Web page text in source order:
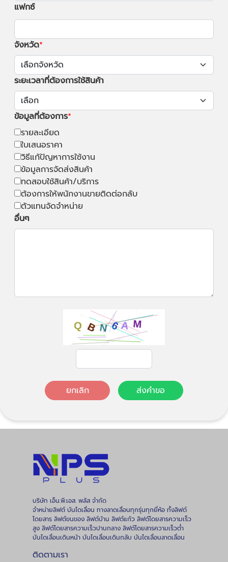
แฟกซ์
จังหวัด
ระยะเวลาที่ต้องการใช้สินค้า
ข้อมูลที่ต้องการ
รายละเอียด
ใบเสนอราคา
วิธีแก้ปัญหาการใช้งาน
ข้อมูลการจัดส่งสินค้า
ทดสอบใช้สินค้า/บริการ
ต้องการให้พนักงานขายติดต่อกลับ
ตัวแทนจัดจำหน่าย
อื่นๆ
ยกเลิก ส่งคำขอ
บริษัท เอ็น.พี.เอส. พลัส จำกัด
จำหน่ายลิฟต์ บันไดเลื่อน ทางลาดเลื่อนทุกรุ่นทุกยี่ห้อ ทั้งลิฟต์
โดยสาร ลิฟต์ขนของ ลิฟต์บ้าน ลิฟต์แก้ว ลิฟต์โดยสารความเร็ว
สูง ลิฟต์โดยสารความเร็วปานกลาง ลิฟต์โดยสารความเร็วต่ำ
บันไดเลื่อนเดินหน้า บันไดเลื่อนเดินกลับ บันไดเลื่อนลาดเลื่อน
ติดตามเรา